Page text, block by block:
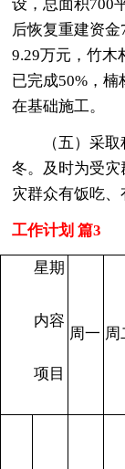
设，总面积700
后恢复重建资
9.29万元，竹木
已完成50%，
在基础施工。
（五）采取
冬。及时为受
灾群众有饭吃、
工作计划 篇3
星期
内容
项目
周一 周